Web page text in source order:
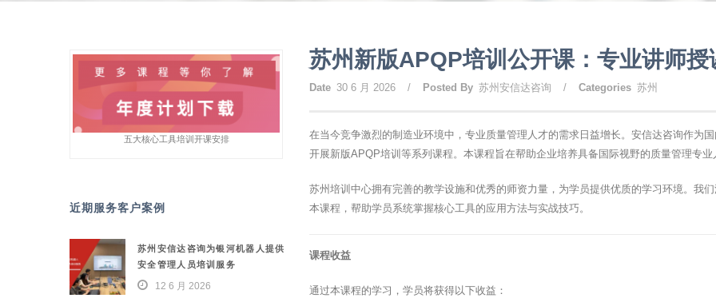
苏州新版APQP培训公开课：专业讲师
Date 30 6 月 2026 / Posted By 苏州安信达咨询 / Categories 苏州
在当今竞争激烈的制造业环境中，专业质量管理人才的需求日益增长。安信达咨询作为
开展新版APQP培训等系列课程。本课程旨在帮助企业培养具备国际视野的质量管理专业
苏州培训中心拥有完善的教学设施和优秀的师资力量，为学员提供优质的学习环境。我
本课程，帮助学员系统掌握核心工具的应用方法与实战技巧。
课程收益
通过本课程的学习，学员将获得以下收益：
五大核心工具培训开课安排
近期服务客户案例
苏州安信达咨询为银河机器人提供
安全管理人员培训服务
12 6 月 2026